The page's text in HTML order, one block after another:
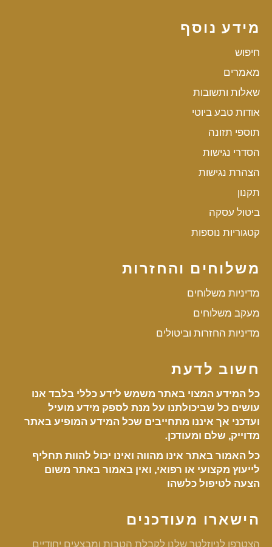
מידע נוסף
חיפוש
מאמרים
שאלות ותשובות
אודות טבע ביוטי
תוספי תזונה
הסדרי נגישות
הצהרת נגישות
תקנון
ביטול עסקה
קטגוריות נוספות
משלוחים והחזרות
מדיניות משלוחים
מעקב משלוחים
מדיניות החזרות וביטולים
חשוב לדעת
כל המידע המצוי באתר משמש לידע כללי בלבד אנו
עושים כל שביכולתנו על מנת לספק מידע מועיל
ועדכני אך איננו מתחייבים שכל המידע המופיע באתר
מדוייק, שלם ומעודכן.
כל האמור באתר אינו מהווה ואינו יכול להוות תחליף
לייעוץ מקצועי או רפואי, ואין באמור באתר משום
הצעה לטיפול כלשהו
הישארו מעודכנים
הצטרפו לניוזלטר שלנו לקבלת הטבות ומבצעים יחודיים